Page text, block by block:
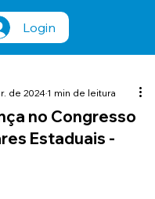
Login
no Congresso
Estaduais -
de 2024 1 min de leitura